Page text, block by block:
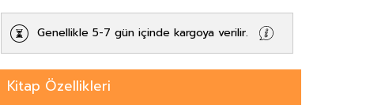
Genellikle 5-7 gün içinde kargoya verilir.
Kitap Özellikleri